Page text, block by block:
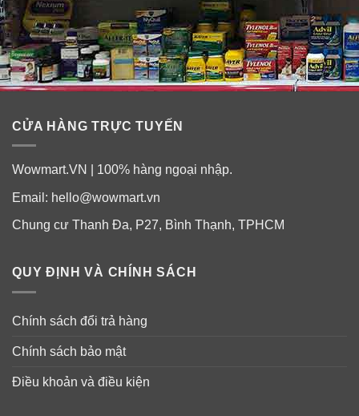
CỬA HÀNG TRỰC TUYẾN
Wowmart.VN | 100% hàng ngoại nhập.
Email: hello@wowmart.vn
Chung cư Thanh Đa, P27, Bình Thạnh, TPHCM
QUY ĐỊNH VÀ CHÍNH SÁCH
Chính sách đổi trả hàng
Chính sách bảo mật
Điều khoản và điều kiện